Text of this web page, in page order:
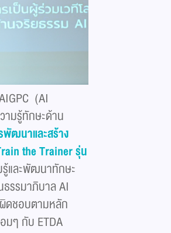
(AI
มรู้ทักษะด้าน
พัฒนาและสร้าง
the Trainerรุ่น
รู้และพัฒนาทักษะ
รรมาภิบาล AI
ดชอบตามหลัก
มๆ กับ ETDA